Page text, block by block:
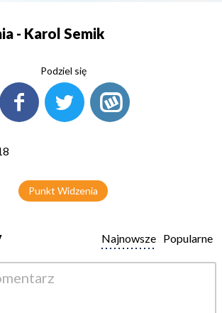
- Karol Semik
Podziel się
Punkt Widzenia
Popularne
Najnowsze